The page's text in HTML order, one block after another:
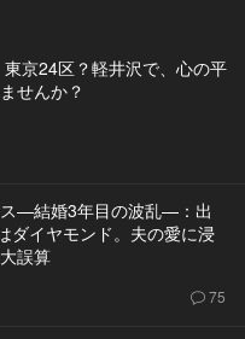
京24区？軽井沢で、心の平
せんか？
—結婚3年目の波乱—：出
ダイヤモンド。夫の愛に浸
誤算
75